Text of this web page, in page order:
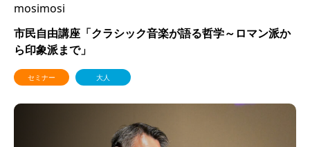
mosimosi
市民自由講座「クラシック音楽が語る哲学～ロマン派か
ら印象派まで」
セミナー 大人